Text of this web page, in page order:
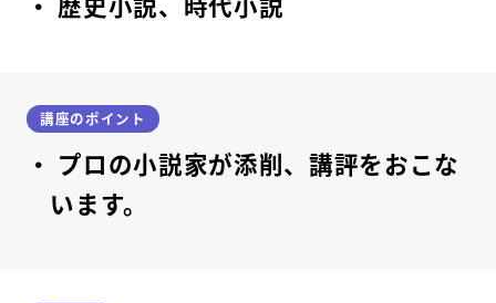
講座のポイント
プロの小説家が添削、講評をおこな
います。